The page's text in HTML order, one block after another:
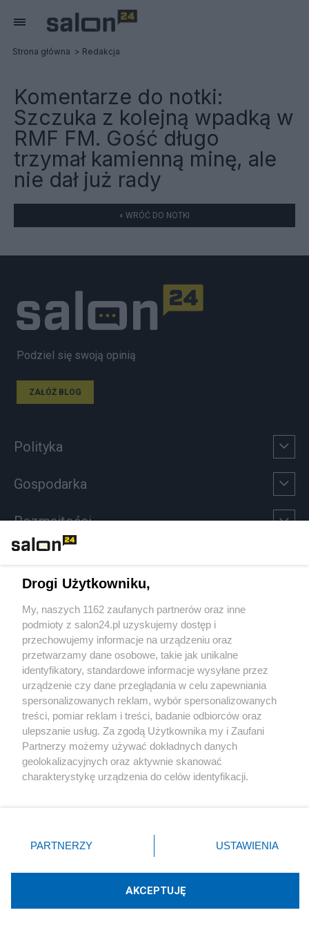
Strona główna Redakcja
Komentarze do notki:
Szczuka z kolejną wpadką w
RMF FM. Gość długo
trzymał kamienną minę, ale
nie dał już rady
« WRÓĆ DO NOTKI
Podziel się swoją opinią
ZAŁÓŻ BLOG
Polityka
Gospodarka
Rozmaitości
Sport
Społeczeństwo
Kultura
X Facebook Instagram Youtube
Technologię dostarcza:W3media.pl
Drogi Użytkowniku,
My, naszych 1162 zaufanych partnerów oraz inne
podmioty z salon24.pl uzyskujemy dostęp i
przechowujemy informacje na urządzeniu oraz
przetwarzamy dane osobowe, takie jak unikalne
identyfikatory, standardowe informacje wysyłane przez
urządzenie czy dane przeglądania w celu zapewniania
spersonalizowanych reklam, wybór spersonalizowanych
treści, pomiar reklam i treści, badanie odbiorców oraz
ulepszanie usług. Za zgodą Użytkownika my i Zaufani
Partnerzy możemy używać dokładnych danych
geolokalizacyjnych oraz aktywnie skanować
charakterystykę urządzenia do celów identyfikacji.
zmienić/wycofać klikając przycisk ustawień prywatności
znajdujący się w lewym dolnym rogu strony
rodzaje przetwarzania danych nie wymagają zgody
użytkownika, ale masz prawo sprzeciwić się takiemu
PARTNERZY USTAWIENIA
AKCEPTUJĘ